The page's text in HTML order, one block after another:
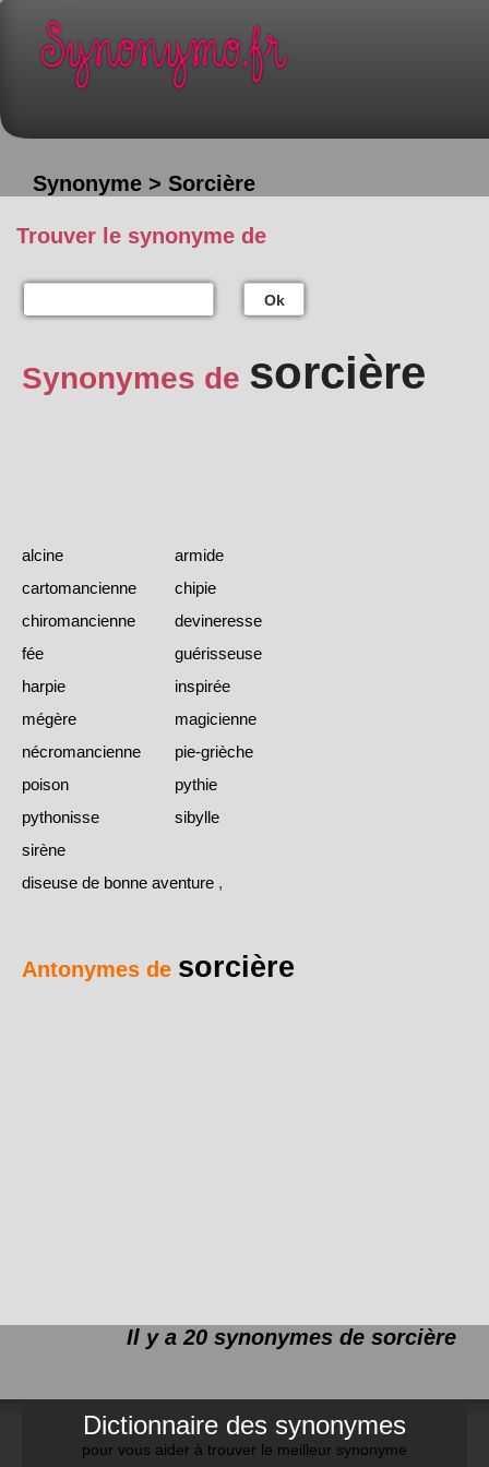
Synonyme > Sorcière
Trouver le synonyme de
Ok
Synonymes de sorcière
alcine
armide
cartomancienne
chipie
chiromancienne
devineresse
fée
guérisseuse
harpie
inspirée
mégère
magicienne
nécromancienne
pie-grièche
poison
pythie
pythonisse
sibylle
sirène
diseuse de bonne aventure ,
Antonymes de sorcière
Il y a 20 synonymes de sorcière
Dictionnaire des synonymes
pour vous aider à trouver le meilleur synonyme